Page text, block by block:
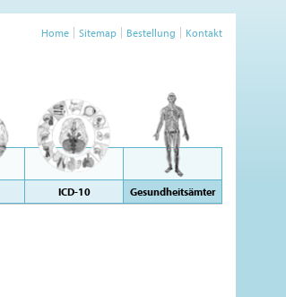
Home Sitemap Bestellung Kontakt
ICD-10 Gesundheitsämter